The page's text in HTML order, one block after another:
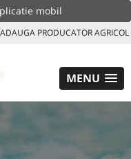
mobil
PRODUCATOR AGRICOL
MENU